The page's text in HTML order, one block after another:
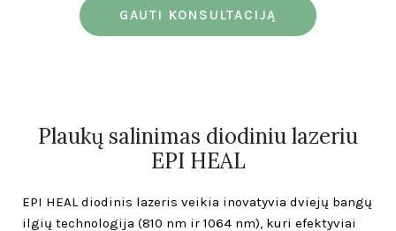
GAUTI KONSULTACIJĄ
Plaukų salinimas diodiniu lazeriu
EPI HEAL
EPI HEAL diodinis lazeris veikia inovatyvia dviejų bangų
ilgių technologija (810 nm ir 1064 nm), kuri efektyviai